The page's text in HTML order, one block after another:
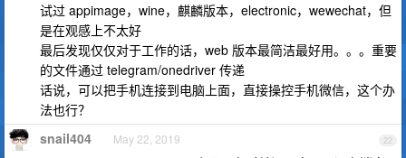
试过 appimage，wine，麒麟版本，electronic，wewechat，但
是在观感上不太好
最后发现仅仅对于工作的话，web 版本最简洁最好用。。。重要
的文件通过 telegram/onedriver 传递
话说，可以把手机连接到电脑上面，直接操控手机微信，这个办
法也行？
22
snail404 May 22, 2019